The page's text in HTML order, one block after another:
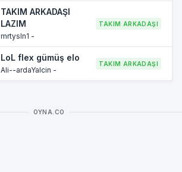
TAKIM ARKADAŞI
LAZIM
mrtysln1 -
TAKIM ARKADAŞI
LoL flex gümüş elo
Ali--ardaYalcin -
TAKIM ARKADAŞI
OYNA.CO